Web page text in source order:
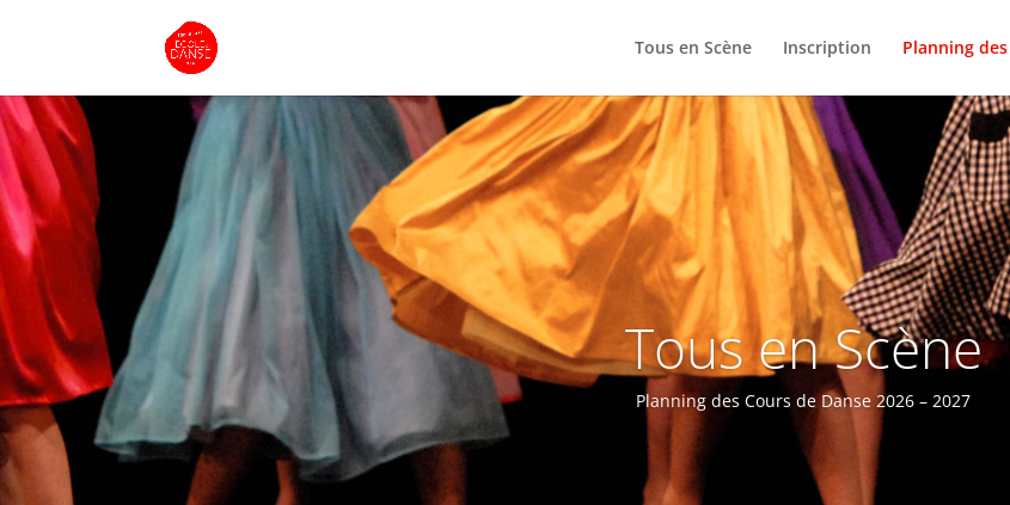
Tous en Scène Inscription Planning
Tous en Scène
Planning des Cours de Danse 2026 – 2027